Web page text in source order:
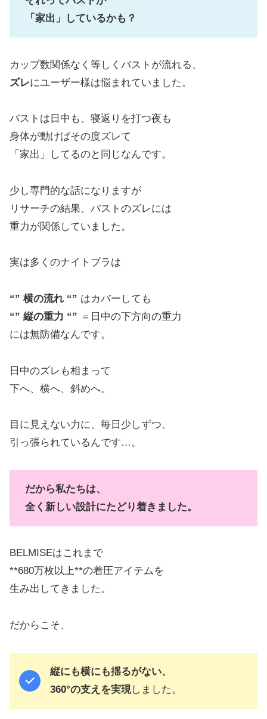
「家出」しているかも？
カップ数関係なく等しくバストが流れる、
ズレにユーザー様は悩まれていました。
バストは日中も、寝返りを打つ夜も
身体が動けばその度ズレて
「家出」してるのと同じなんです。
少し専門的な話になりますが
リサーチの結果、バストのズレには
重力が関係していました。
実は多くのナイトブラは
“” 横の流れ “” はカバーしても
“” 縦の重力 “” ＝日中の下方向の重力
には無防備なんです。
日中のズレも相まって
下へ、横へ、斜めへ。
目に見えない力に、毎日少しずつ、
引っ張られているんです…。
だから私たちは、
全く新しい設計にたどり着きました。
BELMISEはこれまで
**680万枚以上**の着圧アイテムを
生み出してきました。
だからこそ、
縦にも横にも揺るがない、
360°の支えを実現しました。